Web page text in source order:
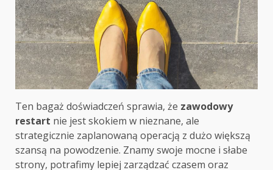
Ten bagaż doświadczeń sprawia, że zawodowy
restart nie jest skokiem w nieznane, ale
strategicznie zaplanowaną operacją z dużo większą
szansą na powodzenie. Znamy swoje mocne i słabe
strony, potrafimy lepiej zarządzać czasem oraz